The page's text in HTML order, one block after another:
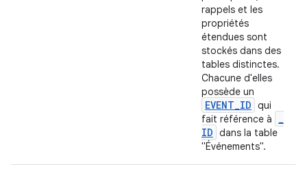
rappels et les
propriétés
étendues sont
stockés dans des
tables distinctes.
Chacune d'elles
possède un
EVENT_ID qui
fait référence à
_
ID dans la table
"Événements".